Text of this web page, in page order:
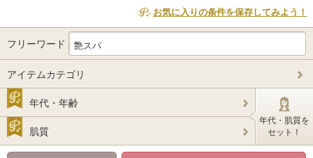
お気に入りの条件を保存してみよう！
フリーワード
アイテムカテゴリ
年代・年齢
肌質
年代・肌質を
セット！